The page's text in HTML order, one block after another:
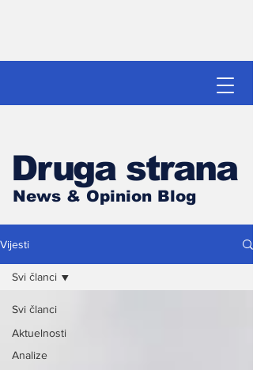
Druga strana
News & Opinion Blog
Vijesti
Svi članci
Aktuelnosti
Analize
Svi članci